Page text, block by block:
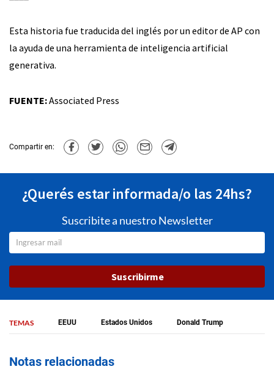
Esta historia fue traducida del inglés por un editor de AP con
la ayuda de una herramienta de inteligencia artificial
generativa.
FUENTE:Associated Press
Compartir en:
¿Querés estar informada/o las 24hs?
Suscribite a nuestro Newsletter
Suscribirme
TEMAS EEUU Estados Unidos Donald Trump
Notas relacionadas